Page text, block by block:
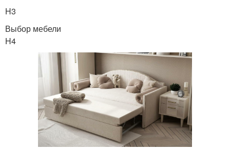
H3
Выбор мебели
H4